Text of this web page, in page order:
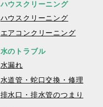
ハウスクリーニング
ハウスクリーニング
エアコンクリーニング
水のトラブル
水漏れ
水道管・蛇口交換・修理
排水口・排水管のつまり